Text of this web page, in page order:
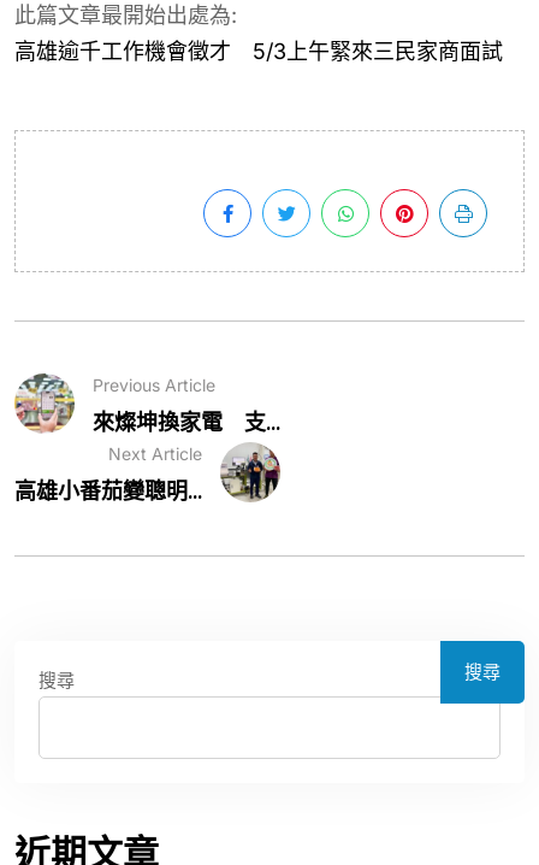
此篇文章最開始出處為:
高雄逾千工作機會徵才 5/3上午緊來三民家商面試
Previous Article
來燦坤換家電 支...
Next Article
高雄小番茄變聰明...
搜尋 搜尋
近期文章